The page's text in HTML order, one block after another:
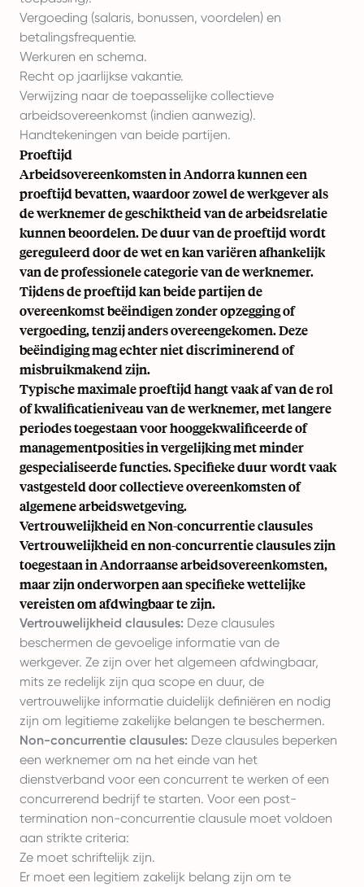
Vergoeding (salaris, bonussen, voordelen) en
betalingsfrequentie.
Werkuren en schema.
Recht op jaarlijkse vakantie.
Verwijzing naar de toepasselijke collectieve
arbeidsovereenkomst (indien aanwezig).
Handtekeningen van beide partijen.
Proeftijd
Arbeidsovereenkomsten in Andorra kunnen een
proeftijd bevatten, waardoor zowel de werkgever als
de werknemer de geschiktheid van de arbeidsrelatie
kunnen beoordelen. De duur van de proeftijd wordt
gereguleerd door de wet en kan variëren afhankelijk
van de professionele categorie van de werknemer.
Tijdens de proeftijd kan beide partijen de
overeenkomst beëindigen zonder opzegging of
vergoeding, tenzij anders overeengekomen. Deze
beëindiging mag echter niet discriminerend of
misbruikmakend zijn.
Typische maximale proeftijd hangt vaak af van de rol
of kwalificatieniveau van de werknemer, met langere
periodes toegestaan voor hooggekwalificeerde of
managementposities in vergelijking met minder
gespecialiseerde functies. Specifieke duur wordt vaak
vastgesteld door collectieve overeenkomsten of
algemene arbeidswetgeving.
Vertrouwelijkheid en Non-concurrentie clausules
Vertrouwelijkheid en non-concurrentie clausules zijn
toegestaan in Andorraanse arbeidsovereenkomsten,
maar zijn onderworpen aan specifieke wettelijke
vereisten om afdwingbaar te zijn.
Vertrouwelijkheid clausules: Deze clausules
beschermen de gevoelige informatie van de
werkgever. Ze zijn over het algemeen afdwingbaar,
mits ze redelijk zijn qua scope en duur, de
vertrouwelijke informatie duidelijk definiëren en nodig
zijn om legitieme zakelijke belangen te beschermen.
Non-concurrentie clausules: Deze clausules beperken
een werknemer om na het einde van het
dienstverband voor een concurrent te werken of een
concurrerend bedrijf te starten. Voor een post-
termination non-concurrentie clausule moet voldoen
aan strikte criteria:
Ze moet schriftelijk zijn.
Er moet een legitiem zakelijk belang zijn om te